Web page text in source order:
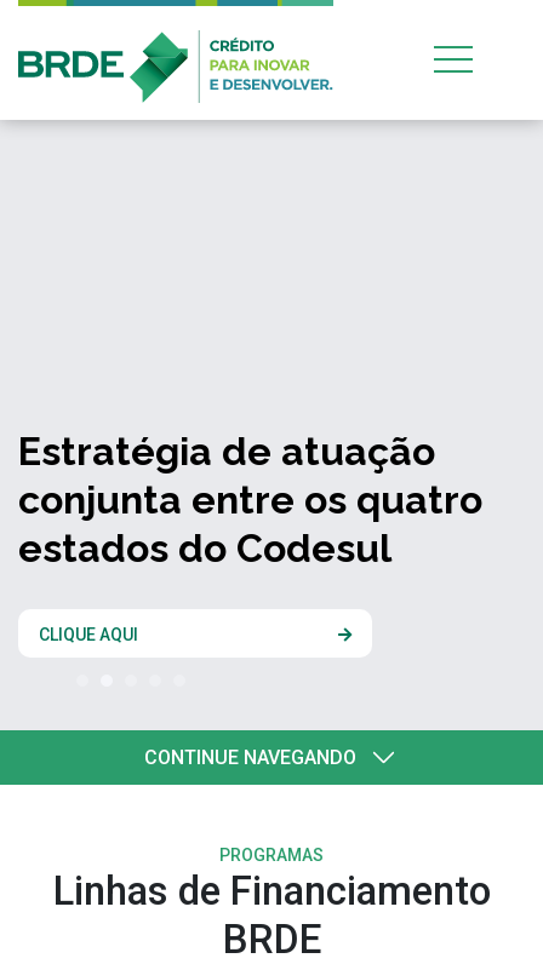
Estratégia de atuação
conjunta entre os quatro
estados do Codesul
CLIQUE AQUI
CONTINUE NAVEGANDO
PROGRAMAS
Linhas de Financiamento
BRDE